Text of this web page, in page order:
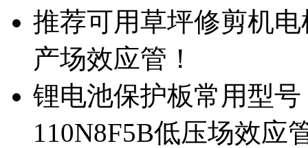
推荐可用草坪修剪机电
产场效应管！
锂电池保护板常用型号
110N8F5B低压场效应